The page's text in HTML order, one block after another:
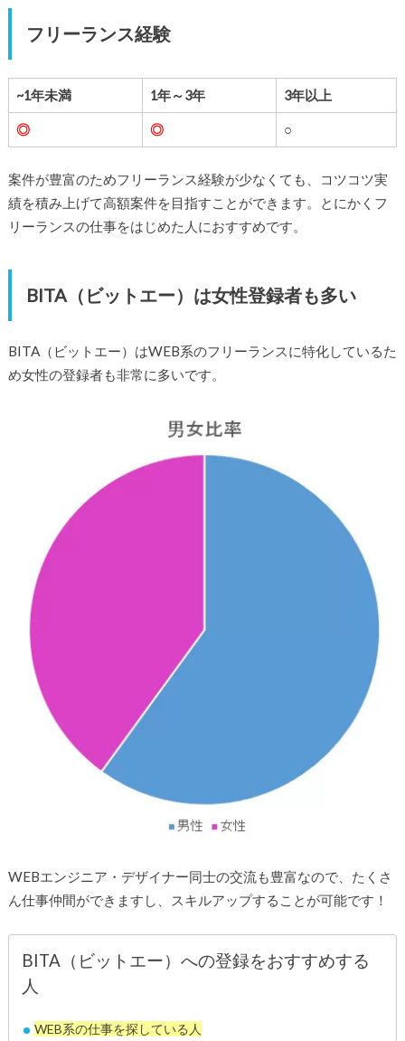
フリーランス経験
~1年未満 1年～3年 3年以上
◎ ◎ ○
案件が豊富のためフリーランス経験が少なくても、コツコツ実
績を積み上げて高額案件を目指すことができます。とにかくフ
リーランスの仕事をはじめた人におすすめです。
BITA（ビットエー）は女性登録者も多い
BITA（ビットエー）はWEB系のフリーランスに特化しているた
め女性の登録者も非常に多いです。
WEBエンジニア・デザイナー同士の交流も豊富なので、たくさ
ん仕事仲間ができますし、スキルアップすることが可能です！
BITA（ビットエー）への登録をおすすめする
人
WEB系の仕事を探している人